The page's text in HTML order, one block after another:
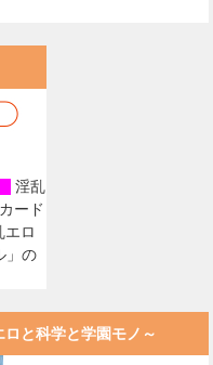
淫乱
ード
エロ
」の
ロと科学と学園モノ～